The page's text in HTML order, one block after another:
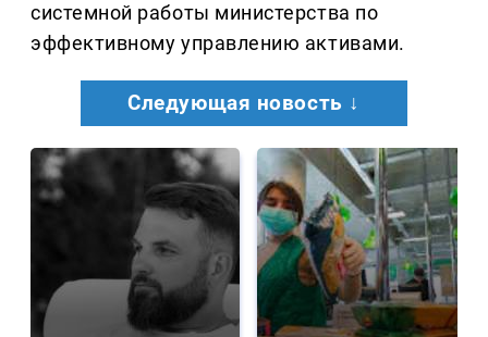
системной работы министерства по
эффективному управлению активами.
Следующая новость ↓